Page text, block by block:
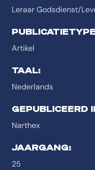
Leraar Godsdienst/
Artikel
TAAL:
Nederlands
GEPUBLICEERD
Narthex
JAARGANG:
25